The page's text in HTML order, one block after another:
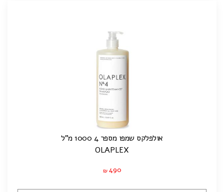
אולפלקס שמפו מספר 4 1000 מ”ל
OLAPLEX
₪ 490